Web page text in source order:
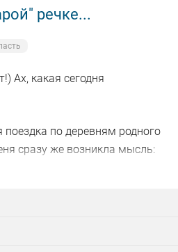
речке...
Ах, какая сегодня
поездка по деревням родного
сразу же возникла мысль:
речке, где когда-то давно-
Сомневался только в